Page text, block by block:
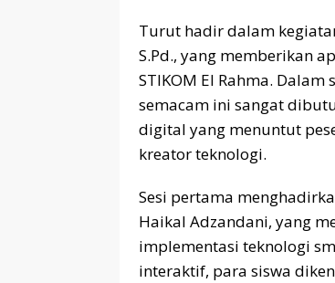
Turut hadir dalam
S.Pd., yang memberikan
STIKOM El Rahma.
semacam ini sangat
digital yang menuntut
kreator teknologi.
Sesi pertama
Haikal Adzandani, yang
implementasi teknologi
interaktif, para siswa